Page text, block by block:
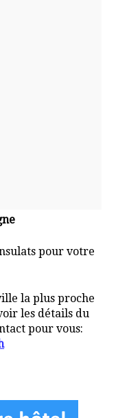
pour votre
la plus proche
les détails du
pour vous: